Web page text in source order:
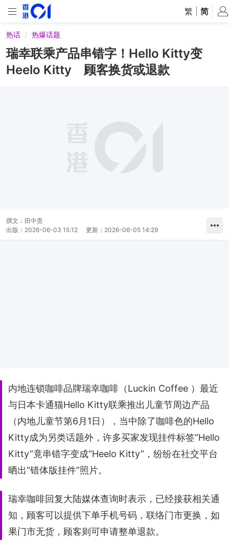
繁 简
热话 热爆话题
瑞幸联乘产品串错字！Hello Kitty变
Heelo Kitty 顾客换货或退款
撰文： 田中贵
出版： 2026-06-03 15:12 更新： 2026-06-05 14:29
内地连锁咖啡品牌瑞幸咖啡（Luckin Coffee ）最近
与日本卡通猫Hello Kitty联乘推出儿童节周边产品
（内地儿童节第6月1日），当中除了咖啡色的Hello
Kitty成为另类话题外，许多买家发现挂件标签“Hello
Kitty”竟串错字变成“Heelo Kitty”，纷纷在社交平台
晒出“错体版挂件”照片。
瑞幸咖啡回复大陆媒体查询时表示，已经接获相关通
知，顾客可以提供下单手机号码，联络门市更换，如
果门市无货，顾客则可申请整单退款。